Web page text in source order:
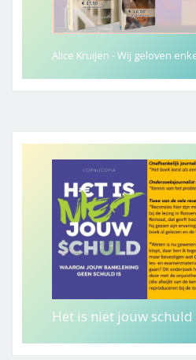
Alice Kruijen - Wij geloven
Het is niet jouw schuld